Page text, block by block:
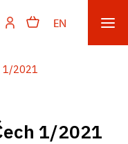
EN
1/2021
1/2021